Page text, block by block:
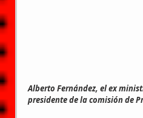
Alberto Fernández, el ex
presidente de la comisión de